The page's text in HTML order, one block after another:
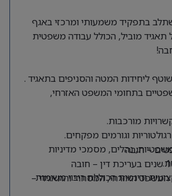
בתפקיד משמעותי ומרכזי באגף
תאגיד מוביל, הכולל עבודה משפטית
ליחידות המטה והסניפים בתאגיד .
בתחומי המשפט האזרחי,
מורכבות.
וגורמים מפקחים.
נהלים, מסמכי מדיניות
ודינמית הכוללת ריבוי משימות
– חובה
המשפט האזרחי, המסחרי והתאגידי –